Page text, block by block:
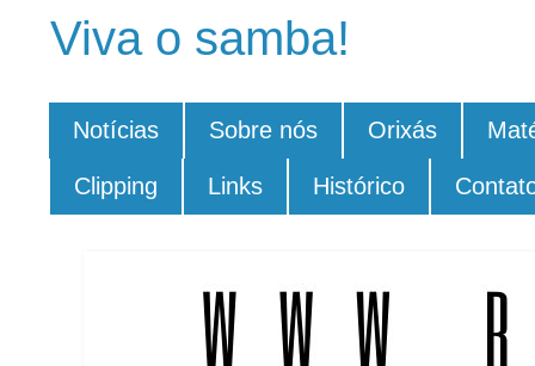
Viva o samba!
Notícias Sobre nós Orixás
Clipping Links Histórico